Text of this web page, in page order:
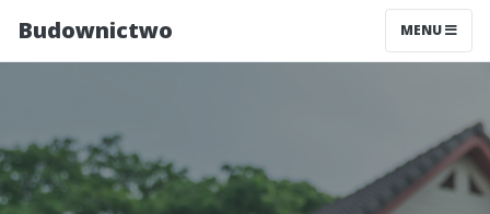
Budownictwo MENU